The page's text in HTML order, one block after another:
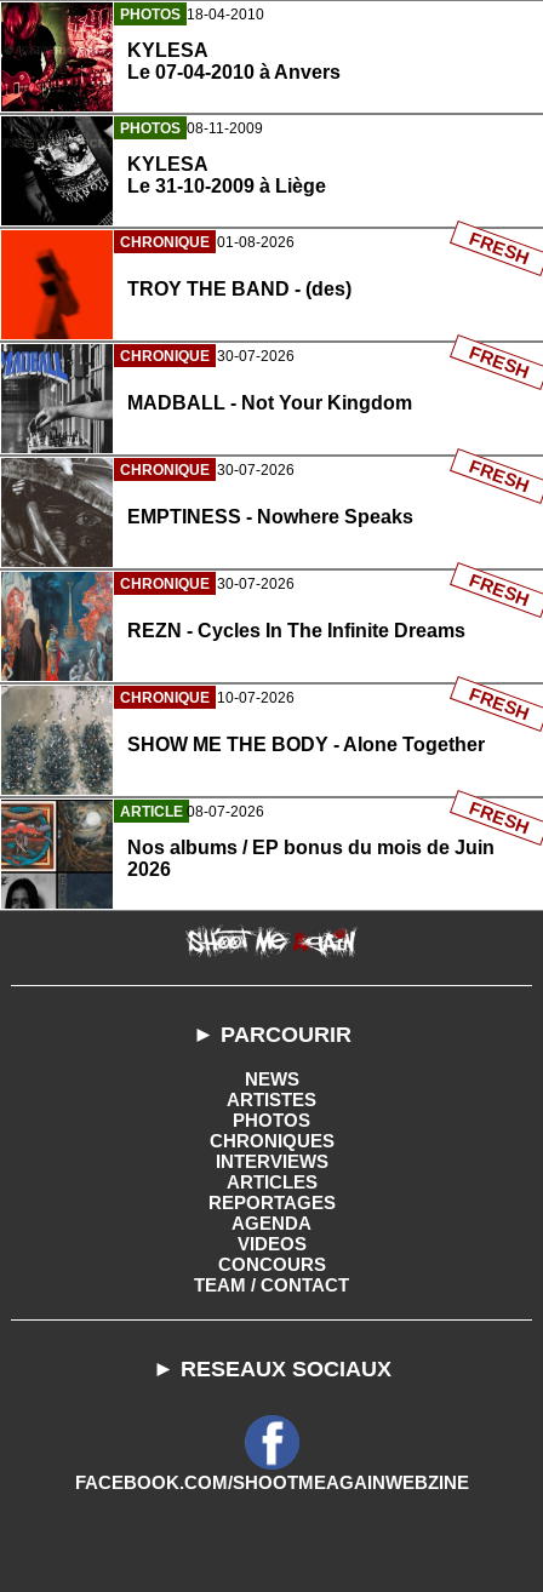
PHOTOS 18-04-2010
KYLESA
Le 07-04-2010 à Anvers
PHOTOS 08-11-2009
KYLESA
Le 31-10-2009 à Liège
CHRONIQUE 01-08-2026
TROY THE BAND - (des)
FRESH
CHRONIQUE 30-07-2026
MADBALL - Not Your Kingdom
FRESH
CHRONIQUE 30-07-2026
EMPTINESS - Nowhere Speaks
FRESH
CHRONIQUE 30-07-2026
REZN - Cycles In The Infinite Dreams
FRESH
CHRONIQUE 10-07-2026
SHOW ME THE BODY - Alone Together
FRESH
ARTICLE 08-07-2026
Nos albums / EP bonus du mois de Juin
2026
FRESH
► PARCOURIR
NEWS
ARTISTES
PHOTOS
CHRONIQUES
INTERVIEWS
ARTICLES
REPORTAGES
AGENDA
VIDEOS
CONCOURS
TEAM / CONTACT
► RESEAUX SOCIAUX
FACEBOOK.COM/SHOOTMEAGAINWEBZINE